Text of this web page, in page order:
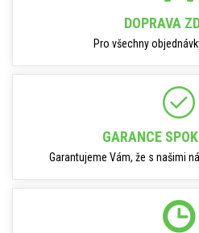
DOPRAVA
Pro všechny
GARANCE
Garantujeme Vám, že s našimi